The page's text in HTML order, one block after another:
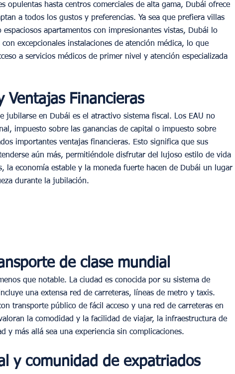
opulentas hasta centros comerciales de alta gama, Dubái ofrece
a todos los gustos y preferencias. Ya sea que prefiera villas
apartamentos con impresionantes vistas, Dubái lo
excepcionales instalaciones de atención médica, lo que
a servicios médicos de primer nivel y atención especializada
Ventajas Financieras
jubilarse en Dubái es el atractivo sistema fiscal. Los EAU no
impuesto sobre las ganancias de capital o impuesto sobre
importantes ventajas financieras. Esto significa que sus
aún más, permitiéndole disfrutar del lujoso estilo de vida
la economía estable y la moneda fuerte hacen de Dubái un lugar
durante la jubilación.
de clase mundial
que notable. La ciudad es conocida por su sistema de
una extensa red de carreteras, líneas de metro y taxis.
transporte público de fácil acceso y una red de carreteras en
la comodidad y la facilidad de viajar, la infraestructura de
y más allá sea una experiencia sin complicaciones.
y comunidad de expatriados